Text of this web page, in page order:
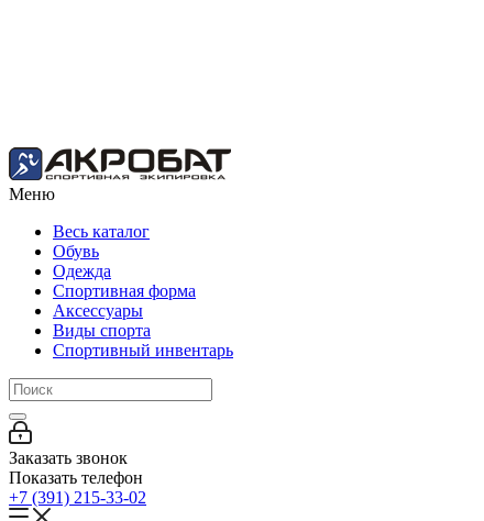
Меню
Весь каталог
Обувь
Одежда
Спортивная форма
Аксессуары
Виды спорта
Спортивный инвентарь
Заказать звонок
Показать телефон
+7 (391) 215-33-02